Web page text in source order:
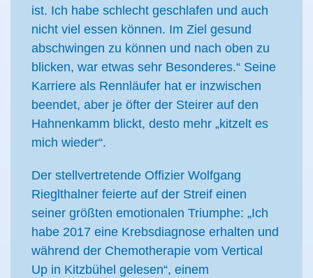
ist. Ich habe schlecht geschlafen und auch
nicht viel essen können. Im Ziel gesund
abschwingen zu können und nach oben zu
blicken, war etwas sehr Besonderes.“ Seine
Karriere als Rennläufer hat er inzwischen
beendet, aber je öfter der Steirer auf den
Hahnenkamm blickt, desto mehr „kitzelt es
mich wieder“.
Der stellvertretende Offizier Wolfgang
Rieglthalner feierte auf der Streif einen
seiner größten emotionalen Triumphe: „Ich
habe 2017 eine Krebsdiagnose erhalten und
während der Chemotherapie vom Vertical
Up in Kitzbühel gelesen“, einem